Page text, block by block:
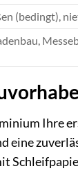
(bedingt),
Ihre